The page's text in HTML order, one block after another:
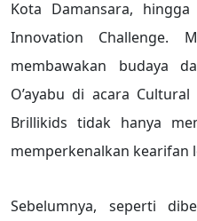
Kota Damansara,
Innovation Challenge.
membawakan budaya
O’ayabu di acara
Brillikids tidak hanya
memperkenalkan kearifan
Sebelumnya, seperti